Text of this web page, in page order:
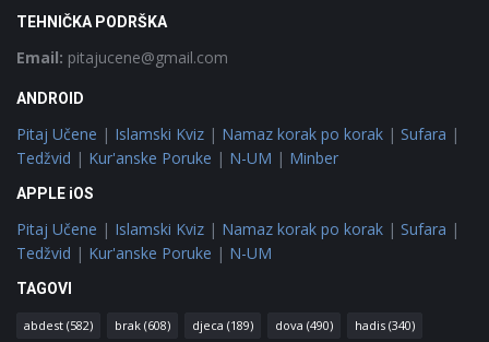
TEHNIČKA PODRŠKA
Email: pitajucene@gmail.com
ANDROID
Pitaj Učene | Islamski Kviz | Namaz korak po korak | Sufara |
Tedžvid | Kur'anske Poruke | N-UM | Minber
APPLE iOS
Pitaj Učene | Islamski Kviz | Namaz korak po korak | Sufara |
Tedžvid | Kur'anske Poruke | N-UM
TAGOVI
abdest (582) brak (608) djeca (189) dova (490) hadis (340)